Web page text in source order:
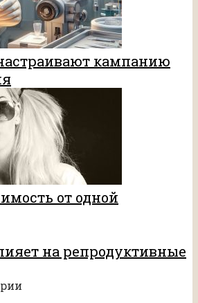
кампанию
от одной
на репродуктивные